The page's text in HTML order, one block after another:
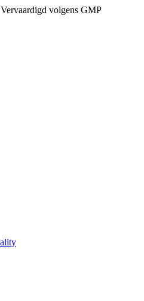
Vervaardigd volgens GMP